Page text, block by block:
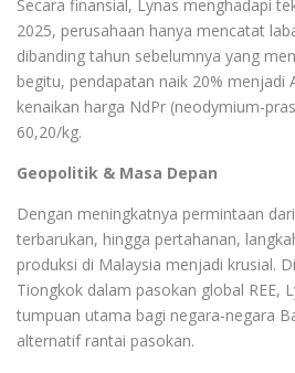
Secara finansial, Lynas menghadapi
2025, perusahaan hanya mencatat
dibanding tahun sebelumnya yang
begitu, pendapatan naik 20% menjadi
kenaikan harga NdPr (neodymium-
60,20/kg.
Geopolitik & Masa Depan
Dengan meningkatnya permintaan
terbarukan, hingga pertahanan,
produksi di Malaysia menjadi krusial.
Tiongkok dalam pasokan global REE,
tumpuan utama bagi negara-negara
alternatif rantai pasokan.